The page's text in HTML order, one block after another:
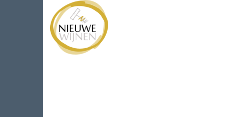
naar
inhoud